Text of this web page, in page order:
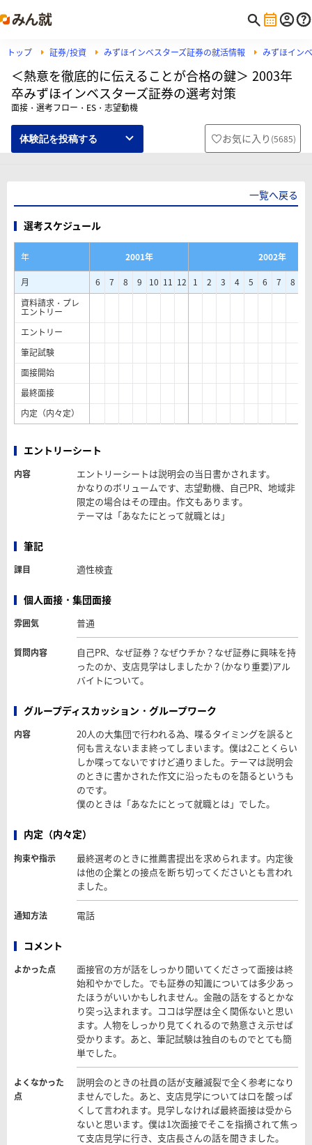
トップ 証券/投資 みずほインベスターズ証券の就活情報 みずほイン
＜熱意を徹底的に伝えることが合格の鍵＞ 2003年
卒みずほインベスターズ証券の選考対策
面接・選考フロー・ES・志望動機
体験記を投稿する お気に入り (5685)
一覧へ戻る
選考スケジュール
年 2001年
2002年
月
6 7 8 9 10 11 12 1 2 3 4 5 6 7 8
資料請求・プレ
エントリー
エントリー
筆記試験
面接開始
最終面接
内定（内々定）
エントリーシート
内容
エントリーシートは説明会の当日書かされます。
かなりのボリュームです、志望動機、自己PR、地域非
限定の場合はその理由。作文もあります。
テーマは「あなたにとって就職とは」
筆記
課目 適性検査
個人面接・集団面接
雰囲気 普通
質問内容
自己PR、なぜ証券？なぜウチか？なぜ証券に興味を持
ったのか、支店見学はしましたか？(かなり重要)アル
バイトについて。
グループディスカッション・グループワーク
内容
20人の大集団で行われる為、喋るタイミングを誤ると
何も言えないまま終ってしまいます。僕は2ことくらい
しか喋ってないですけど通りました。テーマは説明会
のときに書かされた作文に沿ったものを語るというも
のです。
僕のときは「あなたにとって就職とは」でした。
内定（内々定）
拘束や指示
最終選考のときに推薦書提出を求められます。内定後
は他の企業との接点を断ち切ってくださいとも言われ
ました。
通知方法 電話
コメント
よかった点
面接官の方が話をしっかり聞いてくださって面接は終
始和やかでした。でも証券の知識については多少あっ
たほうがいいかもしれません。金融の話をするとかな
り突っ込まれます。ココは学歴は全く関係ないと思い
ます。人物をしっかり見てくれるので熱意さえ示せば
受かります。あと、筆記試験は独自のものでとても簡
単でした。
よくなかった
点
説明会のときの社員の話が支離滅裂で全く参考になり
ませんでした。あと、支店見学については口を酸っぱ
くして言われます。見学しなければ最終面接は受から
ないと思います。僕は1次面接でそこを指摘されて焦っ
て支店見学に行き、支店長さんの話を聞きました。